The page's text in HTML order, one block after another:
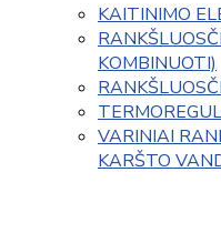
KAITINIMO
KOMBINUOTI)
VARINIAI
KARŠTO